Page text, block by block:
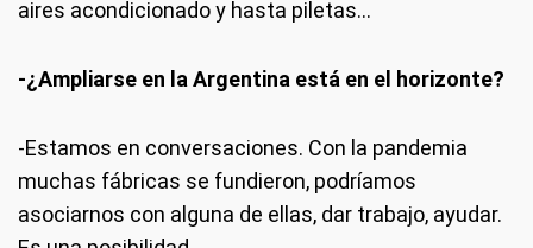
aires acondicionado y hasta piletas…
-¿Ampliarse en la Argentina está en el horizonte?
-Estamos en conversaciones. Con la pandemia
muchas fábricas se fundieron, podríamos
asociarnos con alguna de ellas, dar trabajo, ayudar.